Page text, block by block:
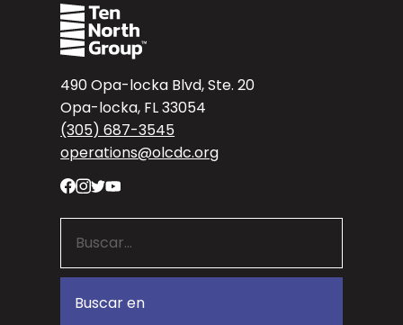
490 Opa-locka Blvd, Ste. 20
Opa-locka, FL 33054
(305) 687-3545
operations@olcdc.org